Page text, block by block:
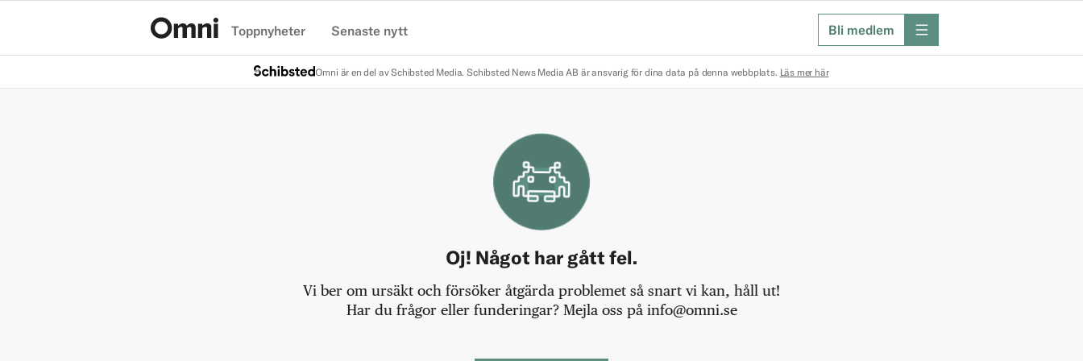
Toppnyheter Senaste nytt Bli medlem meny
Omni är en del av Schibsted Media. Schibsted News Media AB är ansvarig för dina data på denna webbplats. Läs mer här
Oj! Något har gått fel.
Vi ber om ursäkt och försöker åtgärda problemet så snart vi kan, håll ut!
Har du frågor eller funderingar? Mejla oss på info@omni.se